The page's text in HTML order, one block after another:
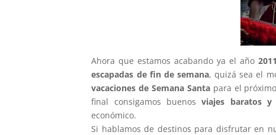
Ahora que estamos acabando ya el año2011
escapadas de fin de semana, quizá sea el
vacaciones de Semana Santapara el
final consigamos buenosviajes baratos y
económico.
Si hablamos de destinos para disfrutar en